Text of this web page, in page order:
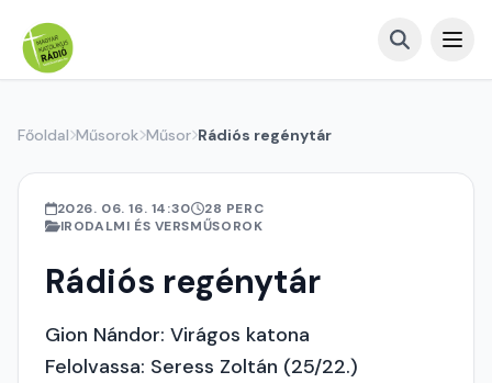
Főoldal Műsorok Műsor Rádiós regénytár
2026. 06. 16. 14:30
28 PERC
IRODALMI ÉS VERSMŰSOROK
Rádiós regénytár
Gion Nándor: Virágos katona
Felolvassa: Seress Zoltán (25/22.)